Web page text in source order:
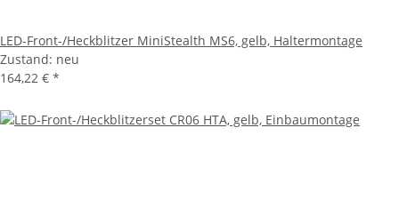
LED-Front-/Heckblitzer MiniStealth MS6, gelb, Haltermontage
Zustand: neu
164,22 € *